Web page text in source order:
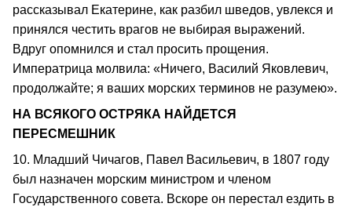
рассказывал Екатерине, как разбил шведов, увлекся и
принялся честить врагов не выбирая выражений.
Вдруг опомнился и стал просить прощения.
Императрица молвила: «Ничего, Василий Яковлевич,
продолжайте; я ваших морских терминов не разумею».
НА ВСЯКОГО ОСТРЯКА НАЙДЕТСЯ
ПЕРЕСМЕШНИК
10. Младший Чичагов, Павел Васильевич, в 1807 году
был назначен морским министром и членом
Государственного совета. Вскоре он перестал ездить в